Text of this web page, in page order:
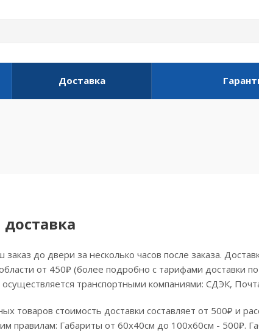
Доставка
доставка
заказ до двери за несколько часов после заказа.
от 450₽ (более подробно с тарифами доставки
осуществляется транспортными компаниями: СДЭК,
товаров стоимость доставки составляет от 500₽ и
правилам: Габариты от 60х40см до 100х60см - 500₽.